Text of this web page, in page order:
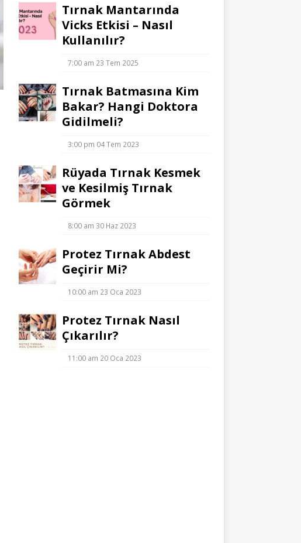
Tırnak Mantarında
Vicks Etkisi – Nasıl
Kullanılır?
7:00 am 23 Tem 2025
Tırnak Batmasına Kim
Bakar? Hangi Doktora
Gidilmeli?
3:00 pm 04 Tem 2023
Rüyada Tırnak Kesmek
ve Kesilmiş Tırnak
Görmek
8:00 am 30 Haz 2023
Protez Tırnak Abdest
Geçirir Mi?
10:00 am 23 Oca 2023
Protez Tırnak Nasıl
Çıkarılır?
11:00 am 20 Oca 2023